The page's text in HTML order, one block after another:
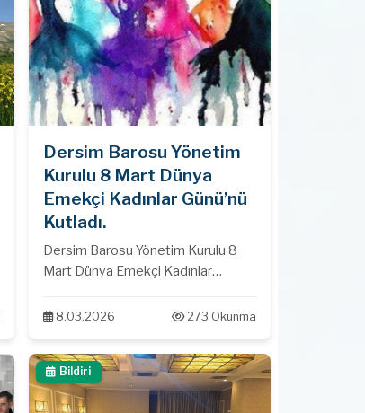
Kocatepe Köyü’nde
gerçekleştirilen halk toplantısına
katılım sağlanarak projenin Çed
sürecinin sonlandırılarak projenin
iptal edilmesi gerektiği
belirtilmiştir…Baromuz doğanın
savunmaya devam edecektir…
Dersim Barosu Yönetim
Kurulu 8 Mart Dünya
Emekçi Kadınlar Günü’nü
Kutladı.
Dersim Barosu Yönetim Kurulu 8
Mart Dünya Emekçi Kadınlar
8.03.2026 273 Okunma
Bildiri